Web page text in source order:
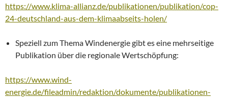
https://www.klima-allianz.de/publikationen/publikation/cop-
24-deutschland-aus-dem-klimaabseits-holen/
Speziell zum Thema Windenergie gibt es eine mehrseitige
Publikation über die regionale Wertschöpfung:
https://www.wind-
energie.de/fileadmin/redaktion/dokumente/publikationen-